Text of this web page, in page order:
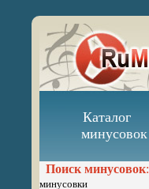
Каталог
минусовок
Поиск минусовок:
минусовки